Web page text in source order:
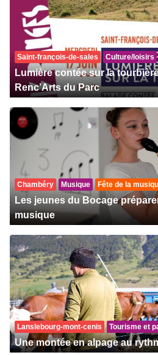
Saint-françois-de-sales Culture/loisirs
Lumière contée sur la
Renc’Arts du Parc
Chambéry Musique Fête de la
Les jeunes du Bocage
musique
Lanslebourg-mont-cenis Tourisme et
Une montée en alpage au